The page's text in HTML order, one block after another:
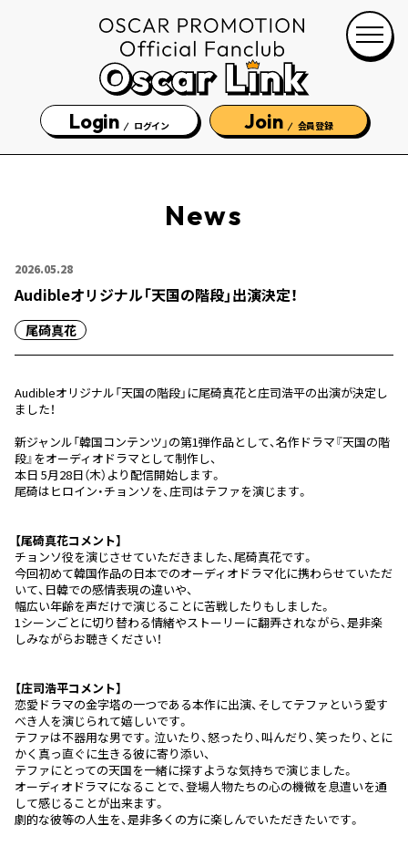
Login ログイン Join 会員登録
News
2026.05.28
Audibleオリジナル「天国の階段」出演決定！
尾碕真花
Audibleオリジナル「天国の階段」に尾碕真花と庄司浩平の出演が決定し
ました！
新ジャンル「韓国コンテンツ」の第1弾作品として、名作ドラマ『天国の階
段』をオーディオドラマとして制作し、
本日 5月28日（木）より配信開始します。
尾碕はヒロイン・チョンソを、庄司はテファを演じます。
【尾碕真花コメント】
チョンソ役を演じさせていただきました、尾碕真花です。
今回初めて韓国作品の日本でのオーディオドラマ化に携わらせていただ
いて、日韓での感情表現の違いや、
幅広い年齢を声だけで演じることに苦戦したりもしました。
1シーンごとに切り替わる情緒やストーリーに翻弄されながら、是非楽
しみながらお聴きください！
【庄司浩平コメント】
恋愛ドラマの金字塔の一つである本作に出演、そしてテファという愛す
べき人を演じられて嬉しいです。
テファは不器用な男です。泣いたり、怒ったり、叫んだり、笑ったり、とに
かく真っ直ぐに生きる彼に寄り添い、
テファにとっての天国を一緒に探すような気持ちで演じました。
オーディオドラマになることで、登場人物たちの心の機微を息遣いを通
して感じることが出来ます。
劇的な彼等の人生を、是非多くの方に楽しんでいただきたいです。